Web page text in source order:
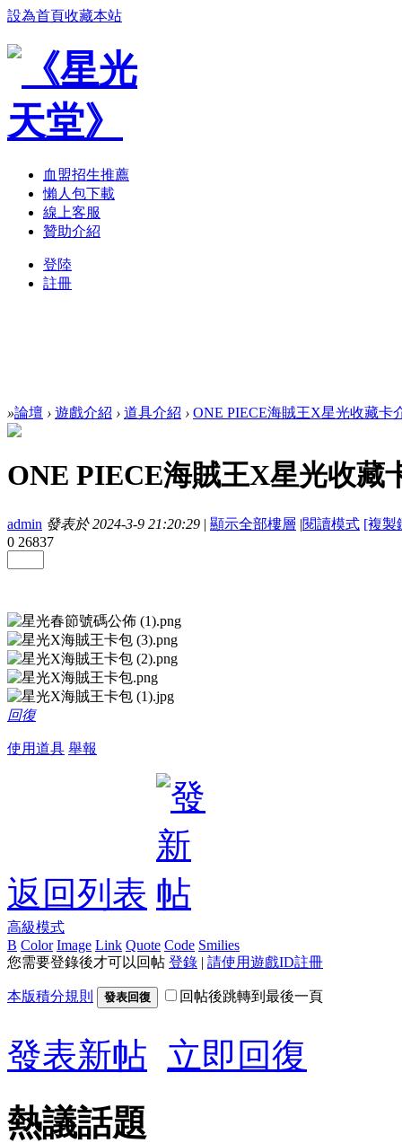
設為首頁收藏本站
血盟招生推薦
懶人包下載
線上客服
贊助介紹
登陸
註冊
»論壇 › 遊戲介紹 › 道具介紹 › ONE PIECE海賊王X星光收藏卡
ONE PIECE海賊王X星光收藏
admin 發表於 2024-3-9 21:20:29 | 顯示全部樓層 |閱讀模式 [複製
0 26837
回復
使用道具 舉報
返回列表
高級模式
B Color Image Link Quote Code Smilies
您需要登錄後才可以回帖 登錄 | 請使用遊戲ID註冊
本版積分規則 發表回復 回帖後跳轉到最後一頁
發表新帖 立即回復
熱議話題